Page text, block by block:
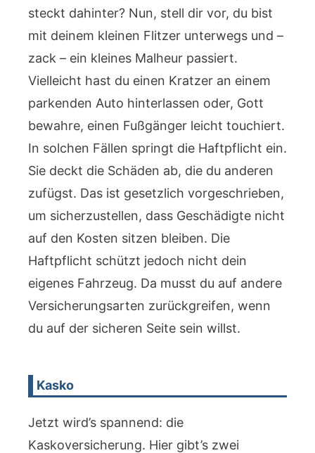
steckt dahinter? Nun, stell dir vor, du bist
mit deinem kleinen Flitzer unterwegs und –
zack – ein kleines Malheur passiert.
Vielleicht hast du einen Kratzer an einem
parkenden Auto hinterlassen oder, Gott
bewahre, einen Fußgänger leicht touchiert.
In solchen Fällen springt die Haftpflicht ein.
Sie deckt die Schäden ab, die du anderen
zufügst. Das ist gesetzlich vorgeschrieben,
um sicherzustellen, dass Geschädigte nicht
auf den Kosten sitzen bleiben. Die
Haftpflicht schützt jedoch nicht dein
eigenes Fahrzeug. Da musst du auf andere
Versicherungsarten zurückgreifen, wenn
du auf der sicheren Seite sein willst.
Kasko
Jetzt wird’s spannend: die
Kaskoversicherung. Hier gibt’s zwei